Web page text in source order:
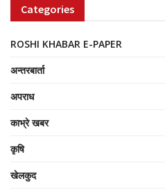
Categories
ROSHI KHABAR E-PAPER
अन्तरबार्ता
अपराध
काभ्रे खबर
कृषि
खेलकुद